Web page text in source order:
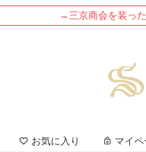
→三京商会を装っ
お気に入り マイペ